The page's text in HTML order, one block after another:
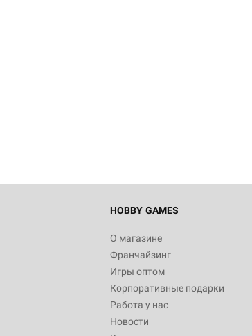
HOBBY GAMES
О магазине
Франчайзинг
Игры оптом
Корпоративные подарки
Работа у нас
Новости